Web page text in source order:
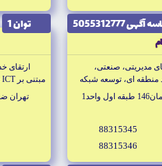
5055312777
مديريتى، صنعتى،
منطقه اى، توسعه شبكه
انجام طرح هاى
88315345
88315346
توان 1
ارتقاى
مبتنى بر ICT در حوزه هاى فناورى هنر و كسب و كار
تهران